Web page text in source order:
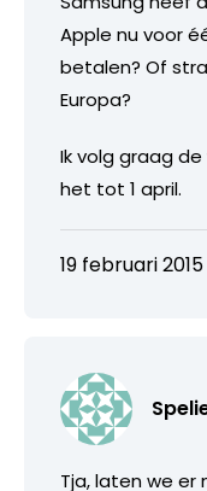
Apple nu voor
betalen? Of
Europa?
Ik volg graag
het tot 1 april.
19 februari
Tja, laten we